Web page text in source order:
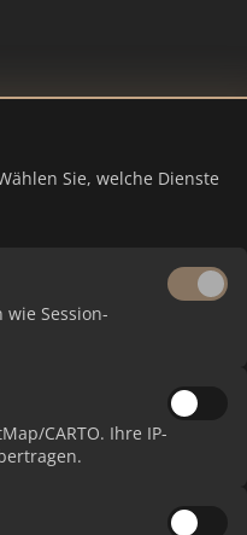
Sie, welche Dienste
Session-
CARTO. Ihre IP-